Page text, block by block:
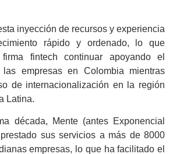
inyección de recursos y experiencia
rápido y ordenado, lo que
fintech continuar apoyando el
empresas en Colombia mientras
de internacionalización en la región
Latina.
década, Mente (antes Exponencial
sus servicios a más de 8000
empresas, lo que ha facilitado el